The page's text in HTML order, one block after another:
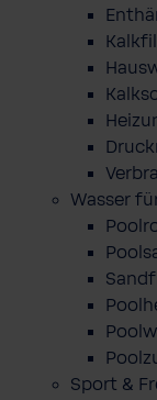
Wasser
Sport &